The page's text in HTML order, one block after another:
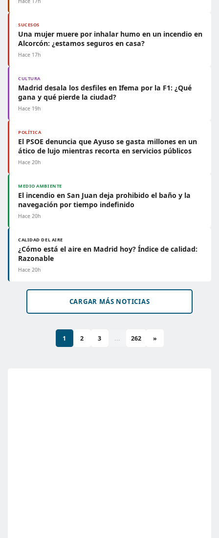
SUCESOS
Una mujer muere por inhalar humo en un incendio en
Alcorcón: ¿estamos seguros en casa?
Hace 17h
CULTURA
Madrid desala los desfiles en Ifema por la F1: ¿Qué
gana y qué pierde la ciudad?
Hace 19h
POLÍTICA
El PSOE denuncia que Ayuso se gasta millones en un
ático de lujo mientras recorta en servicios públicos
Hace 20h
MEDIO AMBIENTE
El incendio en San Juan deja prohibido el baño y la
navegación por tiempo indefinido
Hace 20h
CALIDAD DEL AIRE
¿Cómo está el aire en Madrid hoy? Índice de calidad:
Razonable
Hace 20h
CARGAR MÁS NOTICIAS
1 2 3 ... 262 »